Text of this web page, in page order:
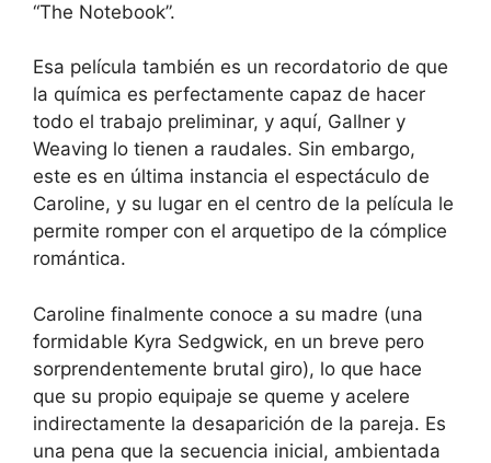
“The Notebook”.
Esa película también es un recordatorio de que
la química es perfectamente capaz de hacer
todo el trabajo preliminar, y aquí, Gallner y
Weaving lo tienen a raudales. Sin embargo,
este es en última instancia el espectáculo de
Caroline, y su lugar en el centro de la película le
permite romper con el arquetipo de la cómplice
romántica.
Caroline finalmente conoce a su madre (una
formidable Kyra Sedgwick, en un breve pero
sorprendentemente brutal giro), lo que hace
que su propio equipaje se queme y acelere
indirectamente la desaparición de la pareja. Es
una pena que la secuencia inicial, ambientada